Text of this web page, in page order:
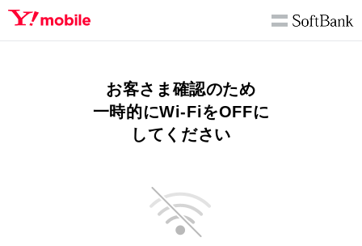
お客さま確認のため
一時的にWi-FiをOFFに
してください